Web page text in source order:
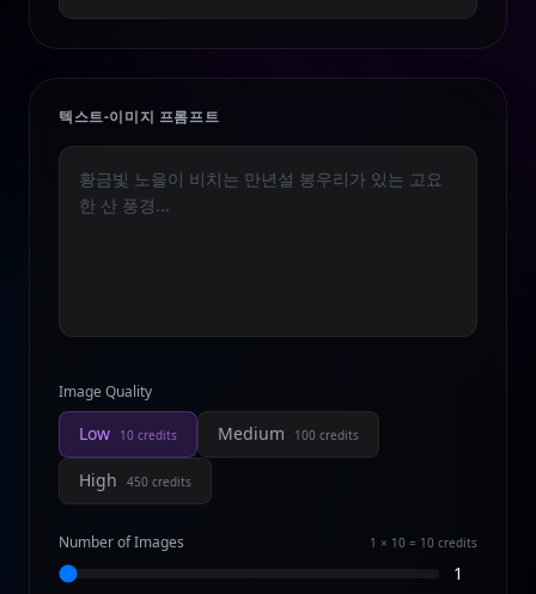
텍스트-이미지 프롬프트
Image Quality
Low 10 credits Medium 100 credits
High 450 credits
Number of Images 1 × 10 = 10 credits
1